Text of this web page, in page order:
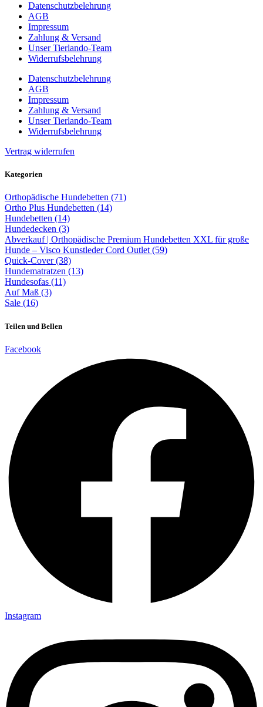
Datenschutzbelehrung
AGB
Impressum
Zahlung & Versand
Unser Tierlando-Team
Widerrufsbelehrung
Datenschutzbelehrung
AGB
Impressum
Zahlung & Versand
Unser Tierlando-Team
Widerrufsbelehrung
Vertrag widerrufen
Kategorien
Orthopädische Hundebetten (71)
Ortho Plus Hundebetten (14)
Hundebetten (14)
Hundedecken (3)
Abverkauf | Orthopädische Premium Hundebetten XXL für große
Hunde – Visco Kunstleder Cord Outlet (59)
Quick-Cover (38)
Hundematratzen (13)
Hundesofas (11)
Auf Maß (3)
Sale (16)
Teilen und Bellen
Facebook
Instagram